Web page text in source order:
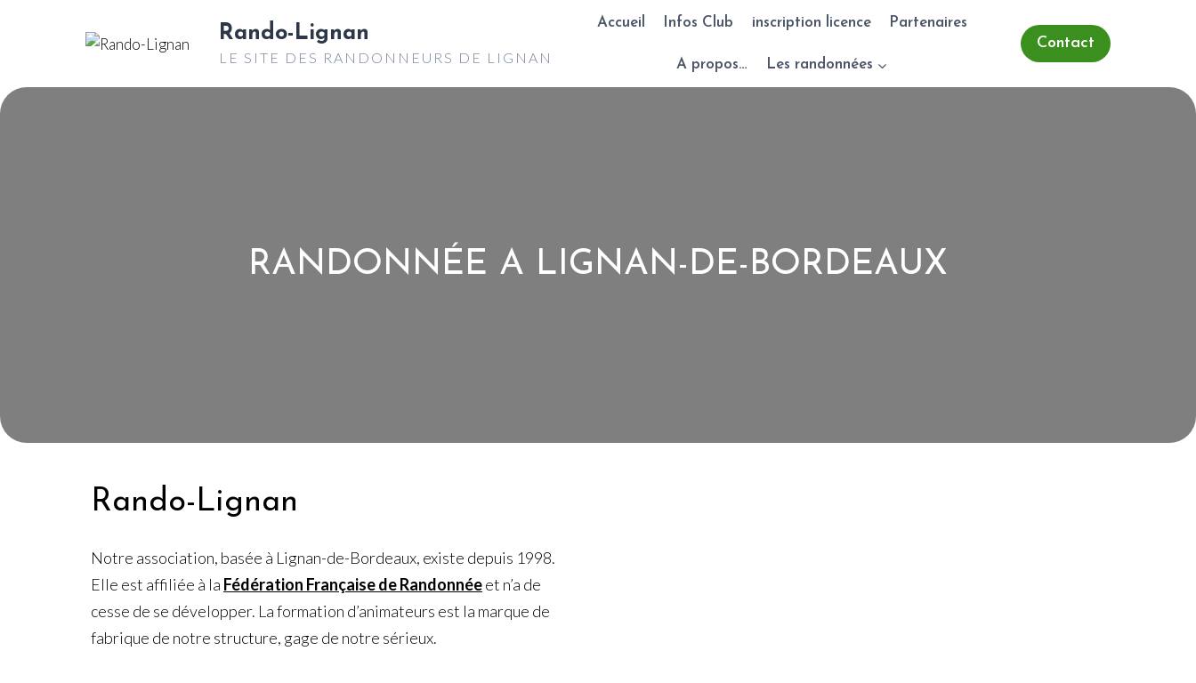
Rando-Lignan
LE SITE DES RANDONNEURS DE LIGNAN
Accueil Infos Club inscription licence Partenaires
A propos… Les randonnées
Contact
RANDONNÉE A LIGNAN-DE-BORDEAUX
Rando-Lignan
Notre association, basée à Lignan-de-Bordeaux, existe depuis 1998.
Elle est affiliée à la Fédération Française de Randonnéeet n’a de
cesse de se développer. La formation d’animateurs est la marque de
fabrique de notre structure, gage de notre sérieux.